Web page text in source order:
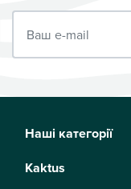
Наші категорії
Kaktus